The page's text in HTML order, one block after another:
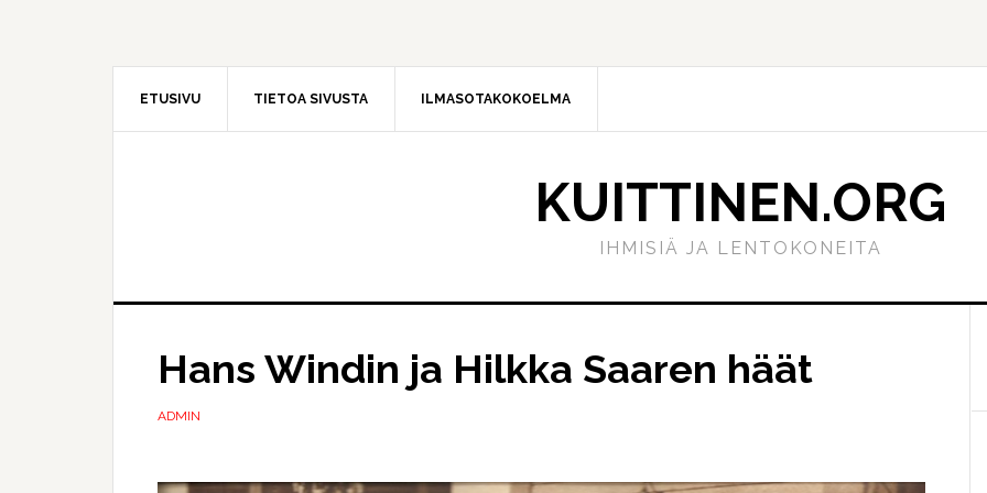
ETUSIVU TIETOA SIVUSTA ILMASOTAKOKOELMA
KUITTINEN.ORG
IHMISIÄ JA LENTOKONEITA
Hans Windin ja Hilkka Saaren häät
ADMIN